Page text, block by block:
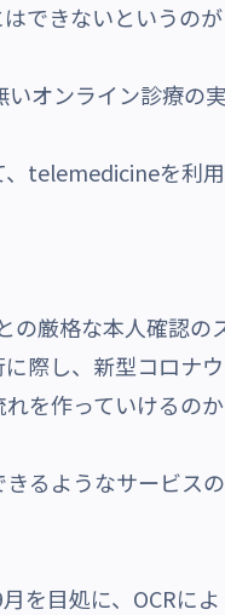
できないというのが
オンライン診療の実
、telemedicineを利用
厳格な本人確認の
際し、新型コロナウ
を作っていけるのか
るようなサービスの
を目処に、OCRによ